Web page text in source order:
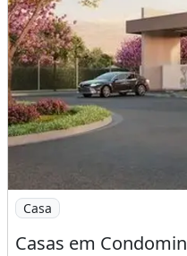
Imagem: Casas em
Casa